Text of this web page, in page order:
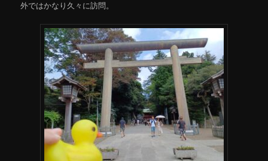
外ではかなり久々に訪問。